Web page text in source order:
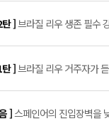
]브라질 리우 생존 필수
]브라질 리우 거주자가
]스페인어의 진입장벽을